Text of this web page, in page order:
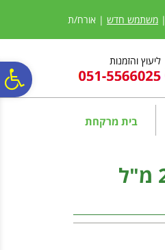
נגישות
אתר
המרכזי| משתמש חדש | אורח/ת
ליעוץ והזמנות
בית מרקחת
שוורץ חמאת שיאה 100% טבעית 200 מ"ל